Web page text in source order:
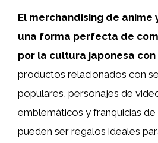
El merchandising de anime
una forma perfecta de
por la cultura japonesa
productos relacionados con
populares, personajes de
emblemáticos y franquicias
pueden ser regalos ideales